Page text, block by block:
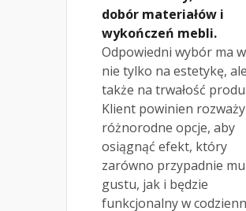
dobór materiałów i
wykończeń mebli.
Odpowiedni wybór ma
nie tylko na estetykę, ale
także na trwałość
Klient powinien
różnorodne opcje, aby
osiągnąć efekt, który
zarówno przypadnie
gustu, jak i będzie
funkcjonalny w